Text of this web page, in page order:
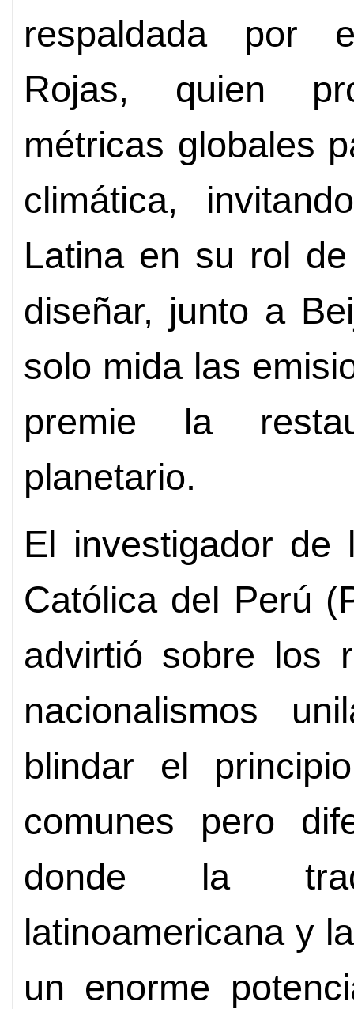
respaldada por
Rojas, quien
métricas globales
climática,
Latina en su rol
diseñar, junto a
solo mida las
premie la
planetario.
El investigador de
Católica del Perú
advirtió sobre los
nacionalismos
blindar el
comunes pero
donde la
latinoamericana y
un enorme